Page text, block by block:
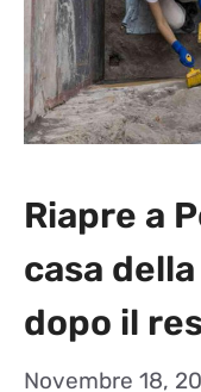
Riapre a
casa
dopo il
Novembre 18,